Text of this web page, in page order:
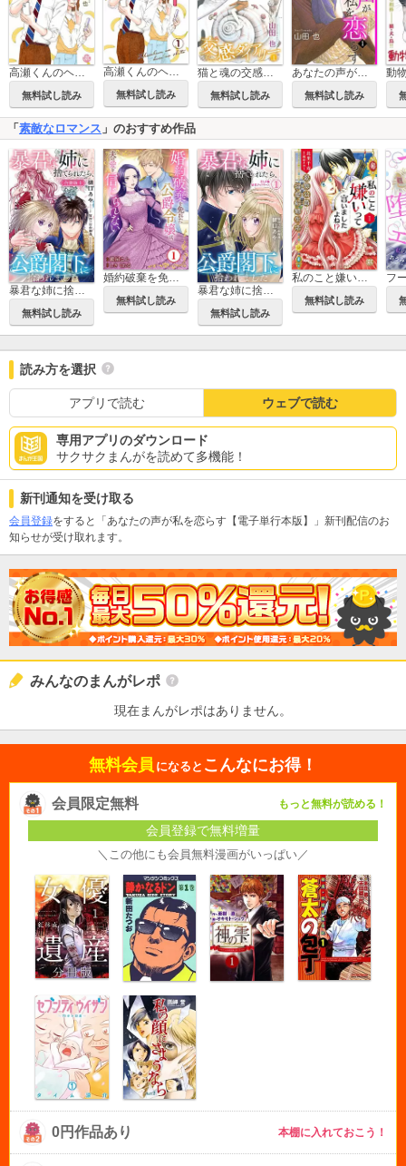
無料試し読み
高瀬くんのヘソの下
無料試し読み 無料試し読み 無料試し読み
「素敵なロマンス 」のおすすめ作品
暴君な姉に捨てられたら、公爵閣下に拾われました【合冊版】
無料試し読み
婚約破棄を免れた公爵令嬢は、夫の愛を信じられない
無料試し読み
暴君な姉に捨てられたら、公爵閣下に拾われました
無料試し読み
私のこと嫌いって言いましたよね！？変態公爵による困った溺愛結婚生活【単行本版】
無料試し読み
読み方を選択
アプリで読む ウェブで読む
専用アプリのダウンロード
サクサクまんがを読めて多機能！
新刊通知を受け取る
会員登録をすると「あなたの声が私を恋らす【電子単行本版】」新刊配信のお
知らせが受け取れます。
みんなのまんがレポ
現在まんがレポはありません。
無料会員 になると こんなにお得！
会員限定無料 もっと無料が読める！
会員登録で無料増量
＼この他にも会員無料漫画がいっぱい／
0円作品あり 本棚に入れておこう！